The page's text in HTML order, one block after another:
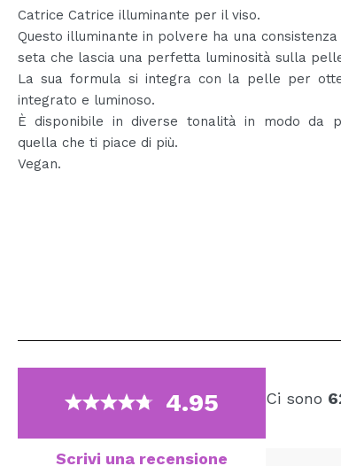
Catrice Catrice illuminante per il viso.
Questo illuminante in polvere ha una
seta che lascia una perfetta luminosità sulla
La sua formula si integra con la pelle per
integrato e luminoso.
È disponibile in diverse tonalità in modo da
quella che ti piace di più.
Vegan.
4.95
Scrivi una recensione
Ci sono